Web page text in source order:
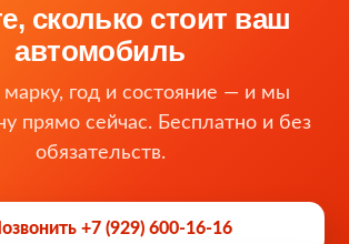
сколько стоит ваш
автомобиль
марку, год и состояние — и мы
прямо сейчас. Бесплатно и без
обязательств.
+7 (929) 600-16-16